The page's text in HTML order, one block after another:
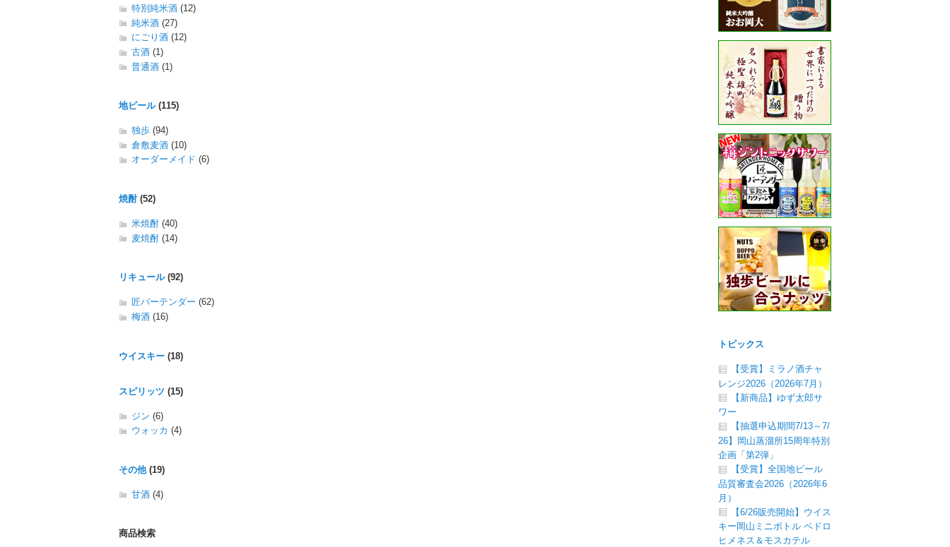
特別純米酒 (12)
純米酒 (27)
にごり酒 (12)
古酒 (1)
普通酒 (1)
地ビール(115)
独歩 (94)
倉敷麦酒 (10)
オーダーメイド (6)
焼酎(52)
米焼酎 (40)
麦焼酎 (14)
リキュール(92)
匠バーテンダー (62)
梅酒 (16)
ウイスキー (18)
スピリッツ (15)
ジン (6)
ウォッカ (4)
その他(19)
甘酒 (4)
商品検索
トピックス
【受賞】ミラノ酒チャ
レンジ2026（2026年7月）
【新商品】ゆず太郎サ
ワー
【抽選申込期間7/13～7/
26】岡山蒸溜所15周年特別
企画「第2弾」
【受賞】全国地ビール
品質審査会2026（2026年6
月）
【6/26販売開始】ウイス
キー岡山ミニボトル ペドロ
ヒメネス＆モスカテル